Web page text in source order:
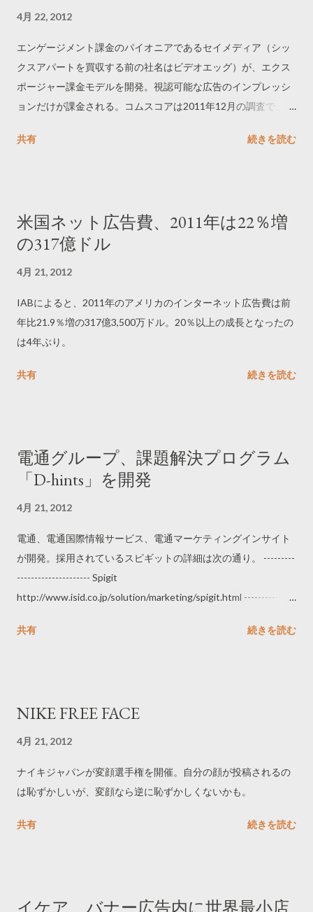
4月 22, 2012
エンゲージメント課金のパイオニアであるセイメディア（シッ
クスアパートを買収する前の社名はビデオエッグ）が、エクス
ポージャー課金モデルを開発。視認可能な広告のインプレッシ
ョンだけが課金される。コムスコアは2011年12月の調査で、広
き止めている。
共有 続きを読む
米国ネット広告費、2011年は22％増
の317億ドル
4月 21, 2012
IABによると、2011年のアメリカのインターネット広告費は前
年比21.9％増の317億3,500万ドル。20％以上の成長となったの
は4年ぶり。
共有 続きを読む
電通グループ、課題解決プログラム
「D-hints」を開発
4月 21, 2012
電通、電通国際情報サービス、電通マーケティングインサイト
が開発。採用されているスピギットの詳細は次の通り。 ---------
--------------------- Spigit
http://www.isid.co.jp/solution/marketing/spigit.html ---------------
共有
続きを読む
NIKE FREE FACE
4月 21, 2012
ナイキジャパンが変顔選手権を開催。自分の顔が投稿されるの
は恥ずかしいが、変顔なら逆に恥ずかしくないかも。
共有 続きを読む
イケア、バナー広告内に世界最小店